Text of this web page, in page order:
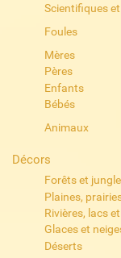
Scientifiques
Foules
Mères
Pères
Enfants
Bébés
Animaux
Décors
Forêts et
Plaines,
Rivières, lacs
Glaces et
Déserts